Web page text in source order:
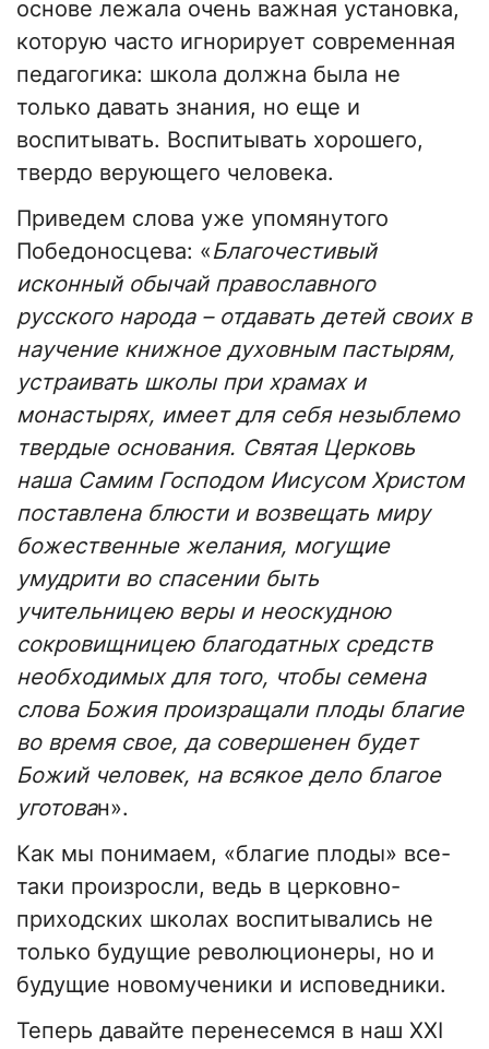
основе лежала очень важная установка,
которую часто игнорирует современная
педагогика: школа должна была не
только давать знания, но еще и
воспитывать. Воспитывать хорошего,
твердо верующего человека.
Приведем слова уже упомянутого
Победоносцева: «Благочестивый
исконный обычай православного
русского народа – отдавать детей своих в
научение книжное духовным пастырям,
устраивать школы при храмах и
монастырях, имеет для себя незыблемо
твердые основания. Святая Церковь
наша Самим Господом Иисусом Христом
поставлена блюсти и возвещать миру
божественные желания, могущие
умудрити во спасении быть
учительницею веры и неоскудною
сокровищницею благодатных средств
необходимых для того, чтобы семена
слова Божия произращали плоды благие
во время свое, да совершенен будет
Божий человек, на всякое дело благое
уготован».
Как мы понимаем, «благие плоды» все-
таки произросли, ведь в церковно-
приходских школах воспитывались не
только будущие революционеры, но и
будущие новомученики и исповедники.
Теперь давайте перенесемся в наш XXI